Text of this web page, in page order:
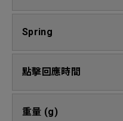
Spring
點擊回應時間
重量 (g)